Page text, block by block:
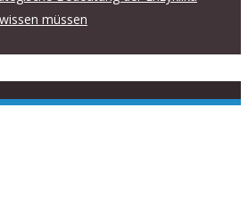
müssen